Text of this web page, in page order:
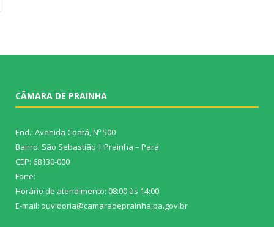
CÂMARA DE PRAINHA
End.: Avenida Coatá, Nº 500
Bairro: São Sebastião | Prainha – Pará
CEP: 68130-000
Fone:
Horário de atendimento: 08:00 às 14:00
E-mail: ouvidoria@camaradeprainha.pa.gov.br